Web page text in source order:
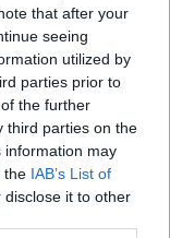
that after your
seeing
utilized by
parties prior to
the further
third parties on the
information may
the IAB’s List of
it to other
o šílených kravách
celé Evropě stejně
(bovinní
prostě není a
stupňů C je přece
protože jsem